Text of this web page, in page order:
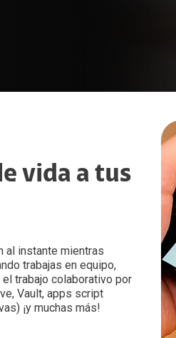
vida a tus
al instante mientras
trabajas en equipo,
trabajo colaborativo por
Vault, apps script
¡y muchas más!